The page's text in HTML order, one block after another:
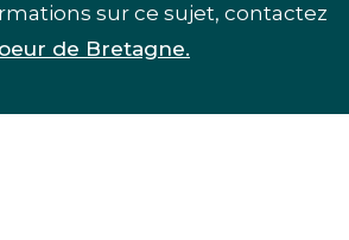
sur ce sujet, contactez
de Bretagne.